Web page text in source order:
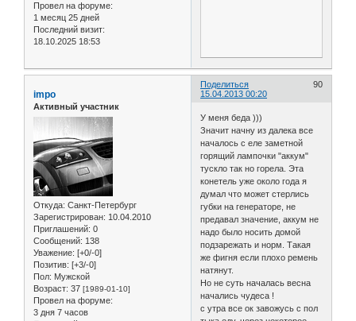
Провел на форуме:
1 месяц 25 дней
Последний визит:
18.10.2025 18:53
Поделиться
90
15.04.2013 00:20
impo
Активный участник
Откуда: Санкт-Петербург
Зарегистрирован: 10.04.2010
Приглашений: 0
Сообщений: 138
Уважение: [+0/-0]
Позитив: [+3/-0]
Пол: Мужской
Возраст: 37 [1989-01-10]
Провел на форуме:
3 дня 7 часов
У меня беда )))
Значит начну из далека все
началось с еле заметной
горящий лампочки "аккум"
тускло так но горела. Эта
конетель уже около года я
думал что может стерлись
губки на генераторе, не
предавал значение, аккум не
надо было носить домой
подзарежать и норм. Такая
же фигня если плохо ремень
натянут.
Но не суть началась весна
начались чудеса !
с утра все ок завожусь с пол